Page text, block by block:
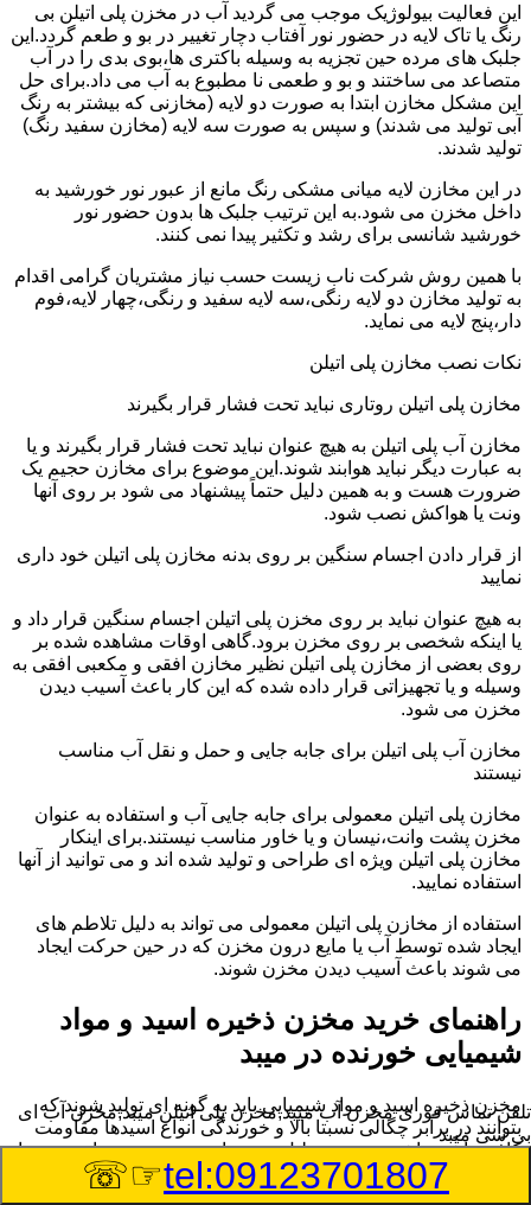
این فعالیت بیولوژیک موجب می گردید آب در مخزن پلی اتیلن بی
رنگ یا تاک لایه در حضور نور آفتاب دچار تغییر در بو و طعم گردد.این
جلبک های مرده حین تجزیه به وسیله باکتری ها،بوی بدی را در آب
متصاعد می ساختند و بو و طعمی نا مطبوع به آب می داد.برای حل
این مشکل مخازن ابتدا به صورت دو لایه (مخازنی که بیشتر به رنگ
آبی تولید می شدند) و سپس به صورت سه لایه (مخازن سفید رنگ)
تولید شدند.
در این مخازن لایه میانی مشکی رنگ مانع از عبور نور خورشید به
داخل مخزن می شود.به این ترتیب جلبک ها بدون حضور نور
خورشید شانسی برای رشد و تکثیر پیدا نمی کنند.
با همین روش شرکت ناب زیست حسب نیاز مشتریان گرامی اقدام
به تولید مخازن دو لایه رنگی،سه لایه سفید و رنگی،چهار لایه،فوم
دار،پنج لایه می نماید.
نکات نصب مخازن پلی اتیلن
مخازن پلی اتیلن روتاری نباید تحت فشار قرار بگیرند
مخازن آب پلی اتیلن به هیچ عنوان نباید تحت فشار قرار بگیرند و یا
به عبارت دیگر نباید هوابند شوند.این موضوع برای مخازن حجیم یک
ضرورت هست و به همین دلیل حتماً پیشنهاد می شود بر روی آنها
ونت یا هواکش نصب شود.
از قرار دادن اجسام سنگین بر روی بدنه مخازن پلی اتیلن خود داری
نمایید
به هیچ عنوان نباید بر روی مخزن پلی اتیلن اجسام سنگین قرار داد و
یا اینکه شخصی بر روی مخزن برود.گاهی اوقات مشاهده شده بر
روی بعضی از مخازن پلی اتیلن نظیر مخازن افقی و مکعبی افقی به
وسیله و یا تجهیزاتی قرار داده شده که این کار باعث آسیب دیدن
مخزن می شود.
مخازن آب پلی اتیلن برای جابه جایی و حمل و نقل آب مناسب
نیستند
مخازن پلی اتیلن معمولی برای جابه جایی آب و استفاده به عنوان
مخزن پشت وانت،نیسان و یا خاور مناسب نیستند.برای اینکار
مخازن پلی اتیلن ویژه ای طراحی و تولید شده اند و می توانید از آنها
استفاده نمایید.
استفاده از مخازن پلی اتیلن معمولی می تواند به دلیل تلاطم های
ایجاد شده توسط آب یا مایع درون مخزن که در حین حرکت ایجاد
می شوند باعث آسیب دیدن مخزن شوند.
راهنمای خرید مخزن ذخیره اسید و مواد
شیمیایی خورنده در میبد
مخزن ذخیره اسید و مواد شیمیایی باید به گونه ای تولید شوند که
بتوانند در برابر چگالی نسبتا بالا و خورندگی انواع اسیدها مقاومت
کافی داشته باشند.به همین دلیل نمی توان در هر مخزنی اسید و مواد
شیمیایی را ذخیره کرد.
تلفن تماس فوریمخزن آب میبد,مخزن پلی اتیلن میبد,مخزن آب ای
بی سی میبد
tel:09123701807
☞☏